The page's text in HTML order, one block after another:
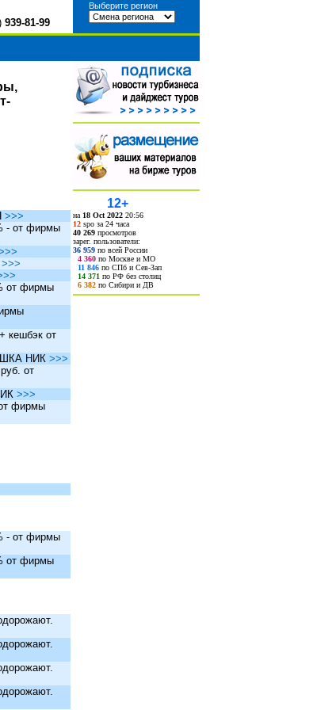
939-81-99
Выберите регион
>>>
- от фирмы
>>>
от фирмы
кешбэк от
НИК >>>
от
>>>
фирмы
- от фирмы
от фирмы
12+
на 18 Oct 2022 20:56
12 spo за 24 часа
40 269 просмотров
зарег. пользователи:
36 959 по всей России
4 360 по Москве и МО
11 846 по СПб и Сев-Зап
14 371 по РФ без столиц
6 382 по Сибири и ДВ